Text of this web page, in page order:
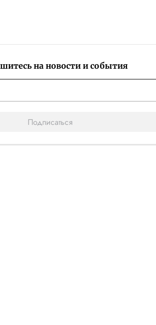
на новости и события
Подписаться